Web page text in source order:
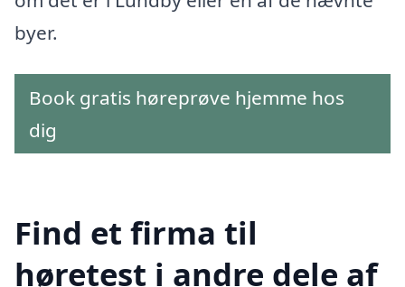
byer.
Book gratis høreprøve hjemme hos
dig
Find et firma til
høretest i andre dele af